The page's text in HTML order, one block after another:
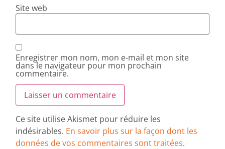
Site web
Enregistrer mon nom, mon e-mail et mon site
dans le navigateur pour mon prochain
commentaire.
Ce site utilise Akismet pour réduire les
indésirables. En savoir plus sur la façon dont les
données de vos commentaires sont traitées.